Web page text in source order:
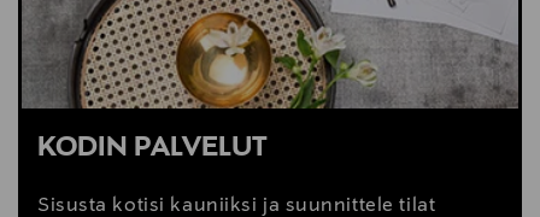
KODIN PALVELUT
Sisusta kotisi kauniiksi ja suunnittele tilat